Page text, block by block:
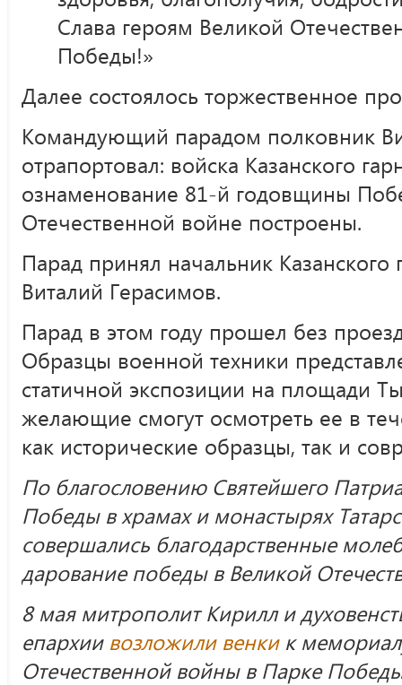
Слава героям Великой
Победы!»
Далее состоялось торжественное
Командующий парадом полковник
отрапортовал: войска Казанского
ознаменование 81-й годовщины
Отечественной войне построены.
Парад принял начальник
Виталий Герасимов.
Парад в этом году прошел без
Образцы военной техники
статичной экспозиции на площади
желающие смогут осмотреть ее в
как исторические образцы, так и
По благословению Святейшего
Победы в храмах и монастырях
совершались благодарственные
дарование победы в Великой
8 мая митрополит Кирилл и
епархии возложили венкик
Отечественной войны в Парке